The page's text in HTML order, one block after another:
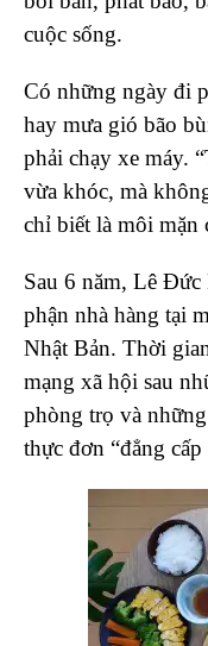
cuộc sống.
Có những ngày đi
hay mưa gió bão
phải chạy xe máy.
vừa khóc, mà
chỉ biết là môi mặn
Sau 6 năm, Lê
phận nhà hàng tại
Nhật Bản. Thời
mạng xã hội sau
phòng trọ và
thực đơn “đẳng cấp